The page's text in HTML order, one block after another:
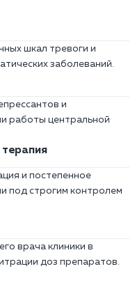
шкал тревоги и
заболеваний.
и
работы центральной
и постепенное
под строгим контролем
врача клиники в
доз препаратов.